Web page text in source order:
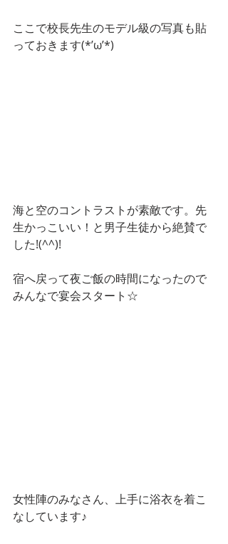
ここで校長先生のモデル級の写真も貼
っておきます(*’ω’*)
海と空のコントラストが素敵です。先
生かっこいい！と男子生徒から絶賛で
した!(^^)!
宿へ戻って夜ご飯の時間になったので
みんなで宴会スタート☆
女性陣のみなさん、上手に浴衣を着こ
なしています♪